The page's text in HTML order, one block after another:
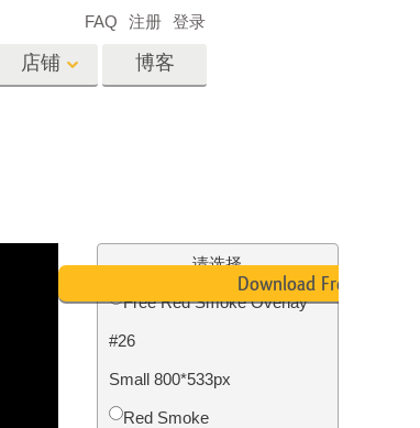
照片修复服务
店铺 博客
FAQ 注册 登录
请选择
Free Red Smoke Overlay
#26
Small 800*533px
Red Smoke
Download Free